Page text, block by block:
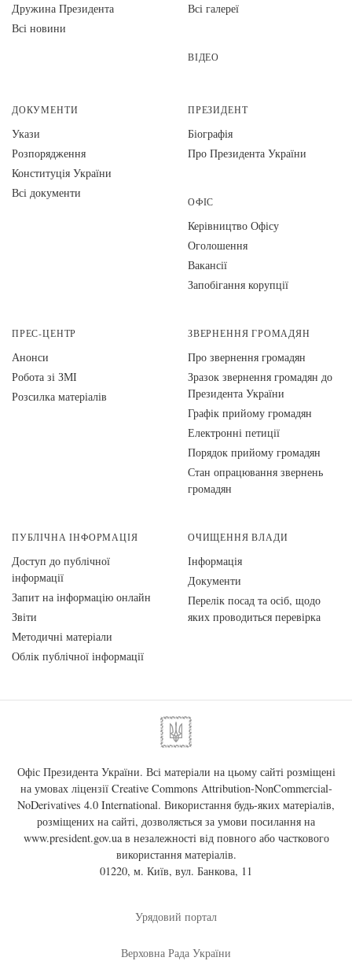
Дружина Президента
Всі новини
Всі галереї
ВІДЕО
ДОКУМЕНТИ
Укази
Розпорядження
Конституція України
Всі документи
ПРЕЗИДЕНТ
Біографія
Про Президента України
ОФІС
Керівництво Офісу
Оголошення
Вакансії
Запобігання корупції
ПРЕС-ЦЕНТР
Анонси
Робота зі ЗМІ
Розсилка матеріалів
ЗВЕРНЕННЯ ГРОМАДЯН
Про звернення громадян
Зразок звернення громадян до
Президента України
Графік прийому громадян
Електронні петиції
Порядок прийому громадян
Стан опрацювання звернень
громадян
ПУБЛІЧНА ІНФОРМАЦІЯ
Доступ до публічної
інформації
Запит на інформацію онлайн
Звіти
Методичні матеріали
Облік публічної інформації
ОЧИЩЕННЯ ВЛАДИ
Інформація
Документи
Перелік посад та осіб, щодо
яких проводиться перевірка
Офіс Президента України. Всі матеріали на цьому сайті розміщені
на умовах ліцензії Creative Commons Attribution-NonCommercial-
NoDerivatives 4.0 International. Використання будь-яких матеріалів,
розміщених на сайті, дозволяється за умови посилання на
www.president.gov.uaв незалежності від повного або часткового
використання матеріалів.
01220, м. Київ, вул. Банкова, 11
Урядовий портал
Верховна Рада України